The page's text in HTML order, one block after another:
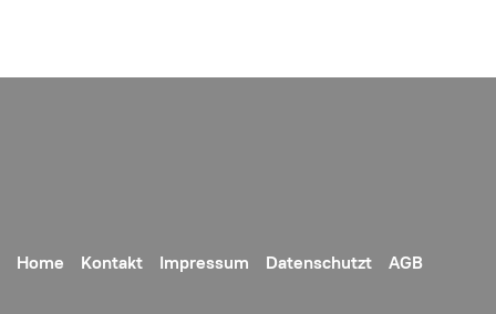
Home Kontakt Impressum Datenschutzt AGB